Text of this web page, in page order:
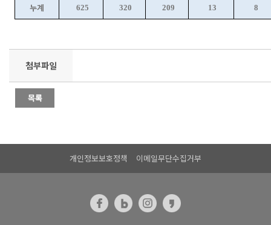
누계 625 320 209 13 8
첨부파일
개인정보보호정책 이메일무단수집거부